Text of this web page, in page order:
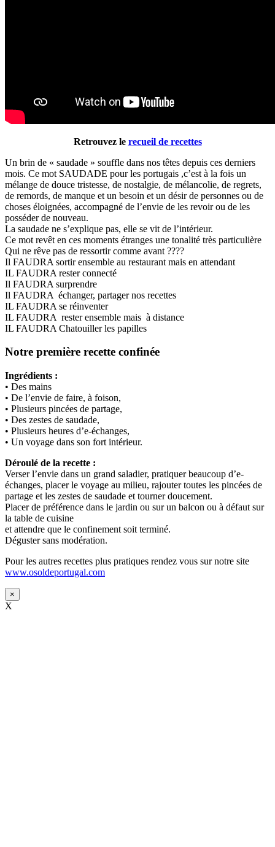
Retrouvez le recueil de recettes
Un brin de « saudade » souffle dans nos têtes depuis ces derniers
mois. Ce mot SAUDADE pour les portugais ,c’est à la fois un
mélange de douce tristesse, de nostalgie, de mélancolie, de regrets,
de remords, de manque et un besoin et un désir de personnes ou de
choses éloignées, accompagné de l’envie de les revoir ou de les
posséder de nouveau.
La saudade ne s’explique pas, elle se vit de l’intérieur.
Ce mot revêt en ces moments étranges une tonalité très particulière
Qui ne rêve pas de ressortir comme avant ????
Il FAUDRA sortir ensemble au restaurant mais en attendant
IL FAUDRA rester connecté
Il FAUDRA surprendre
Il FAUDRA échanger, partager nos recettes
IL FAUDRA se réinventer
IL FAUDRA rester ensemble mais à distance
IL FAUDRA Chatouiller les papilles
Notre première recette confinée
Ingrédients :
• Des mains
• De l’envie de faire, à foison,
• Plusieurs pincées de partage,
• Des zestes de saudade,
• Plusieurs heures d’e-échanges,
• Un voyage dans son fort intérieur.
Déroulé de la recette :
Verser l’envie dans un grand saladier, pratiquer beaucoup d’e-
échanges, placer le voyage au milieu, rajouter toutes les pincées de
partage et les zestes de saudade et tourner doucement.
Placer de préférence dans le jardin ou sur un balcon ou à défaut sur
la table de cuisine
et attendre que le confinement soit terminé.
Déguster sans modération.
Pour les autres recettes plus pratiques rendez vous sur notre site
www.osoldeportugal.com
×
X